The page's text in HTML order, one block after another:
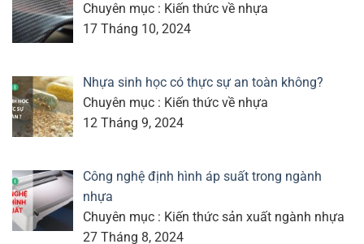
Chuyên mục : Kiến thức về nhựa
17 Tháng 10, 2024
Nhựa sinh học có thực sự an toàn không?
Chuyên mục : Kiến thức về nhựa
12 Tháng 9, 2024
Công nghệ định hình áp suất trong ngành
nhựa
Chuyên mục : Kiến thức sản xuất ngành nhựa
27 Tháng 8, 2024